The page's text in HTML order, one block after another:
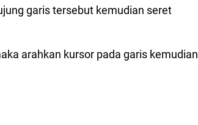
garis tersebut kemudian seret
arahkan kursor pada garis kemudian